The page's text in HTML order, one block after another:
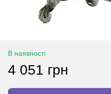
В наявності
4 051 грн